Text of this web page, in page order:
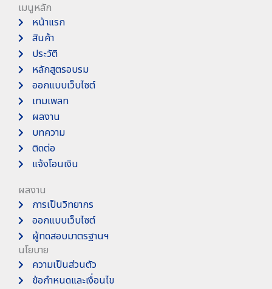
เมนูหลัก
หน้าแรก
สินค้า
ประวัติ
หลักสูตรอบรม
ออกแบบเว็บไซต์
เทมเพลท
ผลงาน
บทความ
ติดต่อ
แจ้งโอนเงิน
ผลงาน
การเป็นวิทยากร
ออกแบบเว็บไซต์
ผู้ทดสอบมาตรฐานฯ
นโยบาย
ความเป็นส่วนตัว
ข้อกำหนดและเงื่อนไข